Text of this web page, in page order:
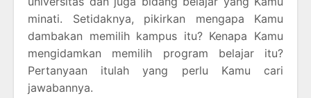
minati. Setidaknya, pikirkan mengapa Kamu
dambakan memilih kampus itu? Kenapa Kamu
mengidamkan memilih program belajar itu?
Pertanyaan itulah yang perlu Kamu cari
jawabannya.